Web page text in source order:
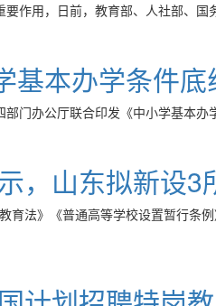
作用，日前，教育部、人社部、国
本办学条件底
门办公厅联合印发《中小学基本办
，山东拟新设3
育法》《普通高等学校设置暂行条